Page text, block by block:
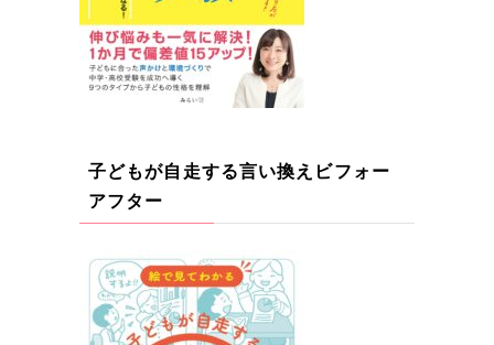
子どもが自走する言い換えビフォー
アフター